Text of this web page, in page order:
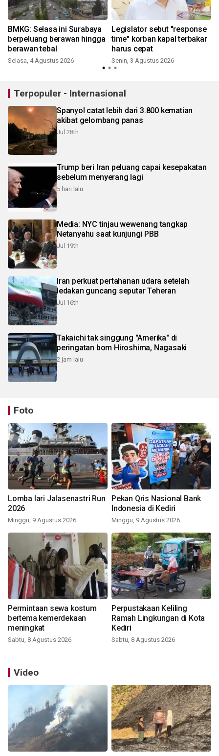
BMKG: Selasa ini Surabaya
berpeluang berawan hingga
berawan tebal
Selasa, 4 Agustus 2026
Legislator sebut "response
time" korban kapal terbakar
harus cepat
Senin, 3 Agustus 2026
Terpopuler - Internasional
Spanyol catat lebih dari 3.800 kematian
akibat gelombang panas
Jul 28th
Trump beri Iran peluang capai kesepakatan
sebelum menyerang lagi
5 hari lalu
Media: NYC tinjau wewenang tangkap
Netanyahu saat kunjungi PBB
Jul 19th
Iran perkuat pertahanan udara setelah
ledakan guncang seputar Teheran
Jul 16th
Takaichi tak singgung "Amerika" di
peringatan bom Hiroshima, Nagasaki
2 jam lalu
Foto
Lomba lari Jalasenastri Run
2026
Minggu, 9 Agustus 2026
Pekan Qris Nasional Bank
Indonesia di Kediri
Minggu, 9 Agustus 2026
Permintaan sewa kostum
bertema kemerdekaan
meningkat
Sabtu, 8 Agustus 2026
Perpustakaan Keliling
Ramah Lingkungan di Kota
Kediri
Sabtu, 8 Agustus 2026
Video